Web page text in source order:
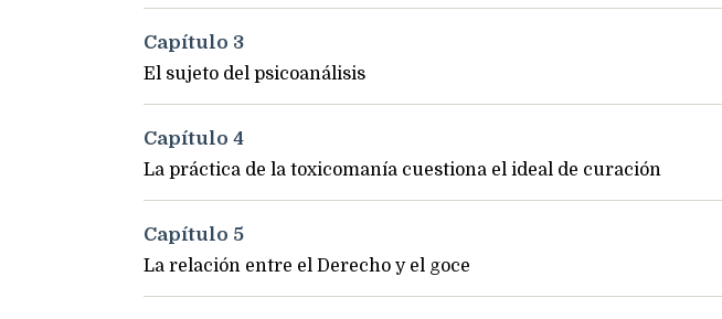
Capítulo 3
El sujeto del psicoanálisis
Capítulo 4
La práctica de la toxicomanía cuestiona el ideal de curación
Capítulo 5
La relación entre el Derecho y el goce